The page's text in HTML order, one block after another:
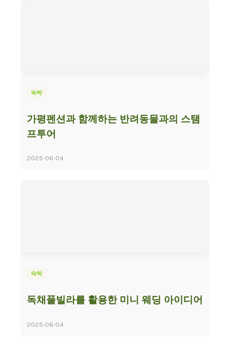
숙박
가평펜션과 함께하는 반려동물과의 스탬
프투어
2025-06-04
숙박
독채풀빌라를 활용한 미니 웨딩 아이디어
2025-06-04